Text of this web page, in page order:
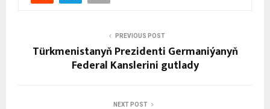
PREVIOUS POST
Türkmenistanyň Prezidenti Germaniýanyň
Federal Kanslerini gutlady
NEXT POST